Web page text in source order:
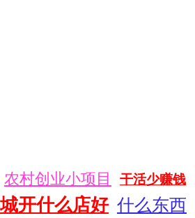
农村创业小项目
干活少赚钱
开什么店好 什么东西